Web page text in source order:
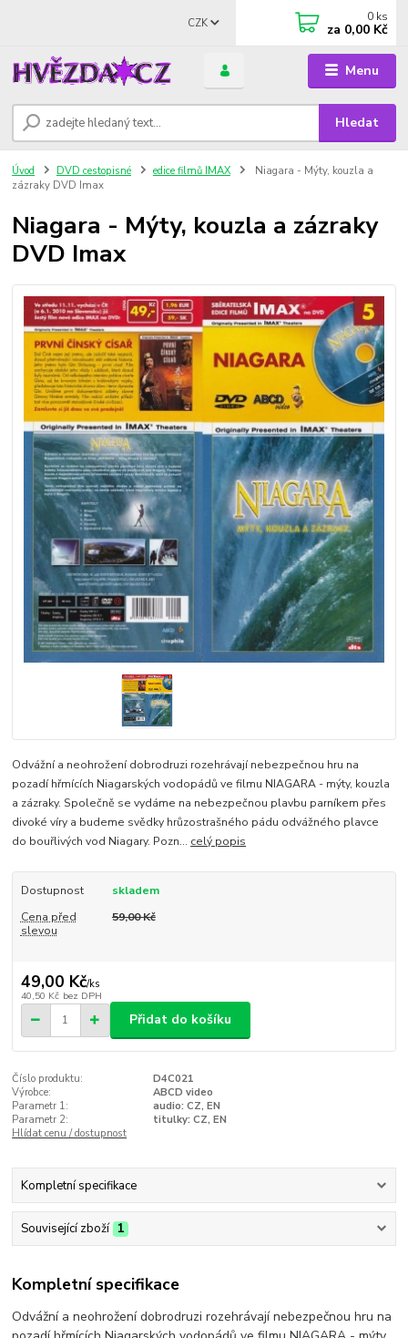
Menu
CZK
Hledat
0 ks
za 0,00 Kč
Úvod DVD cestopisné edice filmů IMAX
Niagara - Mýty, kouzla a
zázraky DVD Imax
Niagara - Mýty, kouzla a zázraky
DVD Imax
Odvážní a neohrožení dobrodruzi rozehrávají nebezpečnou hru na
pozadí hřmících Niagarských vodopádů ve filmu NIAGARA - mýty, kouzla
a zázraky. Společně se vydáme na nebezpečnou plavbu parníkem přes
divoké víry a budeme svědky hrůzostrašného pádu odvážného plavce
do bouřlivých vod Niagary. Pozn... celý popis
Dostupnost
skladem
Cena před
slevou
59,00 Kč
49,00 Kč/ks
40,50 Kč bez DPH
Přidat do košíku
Číslo produktu:
D4C021
Výrobce:
ABCD video
Parametr 1:
audio: CZ, EN
Parametr 2:
titulky: CZ, EN
Hlídat cenu / dostupnost
Kompletní specifikace
Související zboží 1
Kompletní specifikace
Odvážní a neohrožení dobrodruzi rozehrávají nebezpečnou hru na